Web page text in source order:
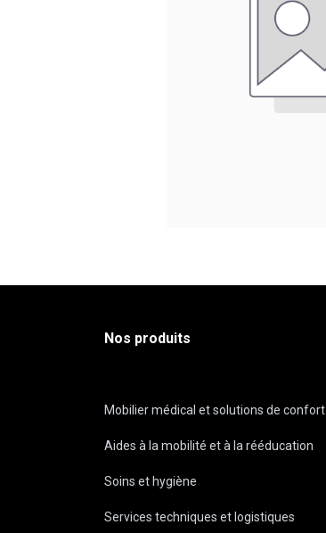
Nos produits
Mobilier médical et solutions de confort
Aides à la mobilité et à la rééducation
Soins et hygiène
Services techniques et logistiques